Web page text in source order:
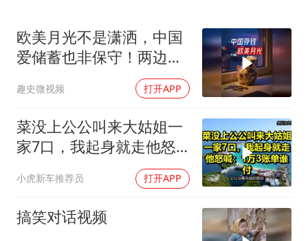
酒店回应车内过夜被收150元
黄金牛市回来了吗
杭州全市有序停课
乐享全民健身 共筑健康中国
欧美月光不是潇洒，中国
爱储蓄也非保守！两边究
趣史微视频 打开APP
菜没上公公叫来大姑姐一
家7口，我起身就走他怒
喊：1万3账单谁付
小虎新车推荐员 打开APP
搞笑对话视频